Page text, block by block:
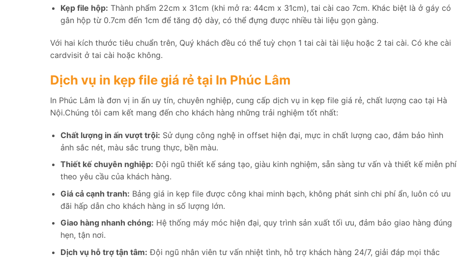
Kẹp file hộp: Thành phẩm 22cm x 31cm (khi mở ra: 44cm x 31cm), tai cài cao 7cm. Khác biệt là ở gáy có
gân hộp từ 0.7cm đến 1cm để tăng độ dày, có thể đựng được nhiều tài liệu gọn gàng.
Với hai kích thước tiêu chuẩn trên, Quý khách đều có thể tuỳ chọn 1 tai cài tài liệu hoặc 2 tai cài. Có khe cài
cardvisit ở tai cài hoặc không.
Dịch vụ in kẹp file giá rẻ tại In Phúc Lâm
In Phúc Lâm là đơn vị in ấn uy tín, chuyên nghiệp, cung cấp dịch vụ in kẹp file giá rẻ, chất lượng cao tại Hà
Nội.Chúng tôi cam kết mang đến cho khách hàng những trải nghiệm tốt nhất:
Chất lượng in ấn vượt trội: Sử dụng công nghệ in offset hiện đại, mực in chất lượng cao, đảm bảo hình
ảnh sắc nét, màu sắc trung thực, bền màu.
Thiết kế chuyên nghiệp: Đội ngũ thiết kế sáng tạo, giàu kinh nghiệm, sẵn sàng tư vấn và thiết kế miễn phí
theo yêu cầu của khách hàng.
Giá cả cạnh tranh: Bảng giá in kẹp file được công khai minh bạch, không phát sinh chi phí ẩn, luôn có ưu
đãi hấp dẫn cho khách hàng in số lượng lớn.
Giao hàng nhanh chóng: Hệ thống máy móc hiện đại, quy trình sản xuất tối ưu, đảm bảo giao hàng đúng
hẹn, tận nơi.
Dịch vụ hỗ trợ tận tâm: Đội ngũ nhân viên tư vấn nhiệt tình, hỗ trợ khách hàng 24/7, giải đáp mọi thắc